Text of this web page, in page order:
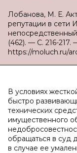
Лобанова, М. Е.
репутации в сети
(462). — С. 216-217.
https://moluch.ru/
В условиях
быстро
технических
имущественного
обращаться в суд
в случае ее